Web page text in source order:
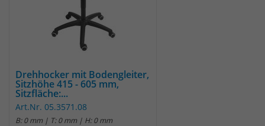
Drehhocker mit Bodengleiter,
Sitzhöhe 415 - 605 mm,
Sitzfläche:...
Art.Nr. 05.3571.08
B: 0 mm | T: 0 mm | H: 0 mm